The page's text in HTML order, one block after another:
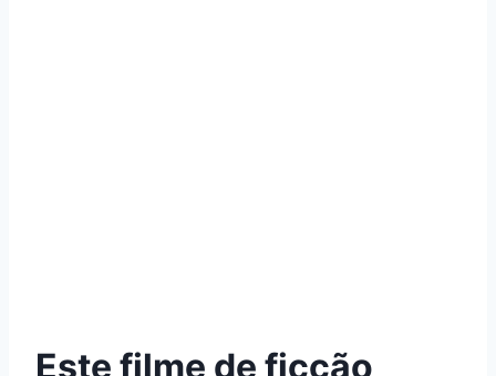
Este filme de ficção